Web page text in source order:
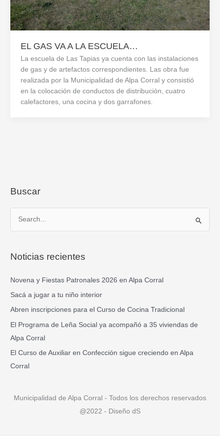
EL GAS VA A LA ESCUELA…
La escuela de Las Tapias ya cuenta con las instalaciones
de gas y de artefactos correspondientes. Las obra fue
realizada por la Municipalidad de Alpa Corral y consistió
en la colocación de conductos de distribución, cuatro
calefactores, una cocina y dos garrafones.
Buscar
c
r
:
Noticias recientes
Novena y Fiestas Patronales 2026 en Alpa Corral
Sacá a jugar a tu niño interior
Abren inscripciones para el Curso de Cocina Tradicional
El Programa de Leña Social ya acompañó a 35 viviendas de
Alpa Corral
El Curso de Auxiliar en Confección sigue creciendo en Alpa
Corral
Municipalidad de Alpa Corral - Todos los derechos reservados
@2022 - Diseño dS